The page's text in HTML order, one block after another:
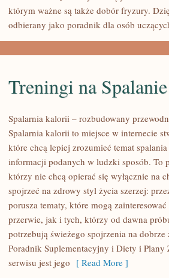
którym ważne są także dobór fryzury.
odbierany jako poradnik dla osób
TRENINGI
SPALANIE
KALORII
Treningi na
Spalarnia kalorii – rozbudowany
Spalarnia kalorii to miejsce w internecie
które chcą lepiej zrozumieć temat
informacji podanych w ludzki sposób. To
którzy nie chcą opierać się wyłącznie na
spojrzeć na zdrowy styl życia szerzej:
porusza tematy, które mogą
przerwie, jak i tych, którzy od dawna
potrzebują świeżego spojrzenia na dobrze
Poradnik Suplementacyjny i Diety i Plany
serwisu jest jego [ Read More ]